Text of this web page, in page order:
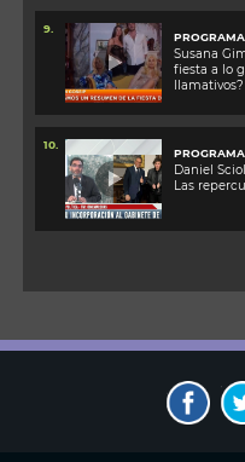
9.
Susana
fiesta a lo
llamativos?
10.
Daniel
Las